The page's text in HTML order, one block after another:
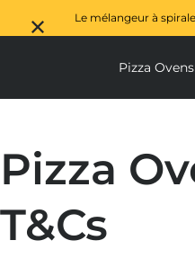
Le mélangeur à
Pizza Ovens
Pizza
T&Cs